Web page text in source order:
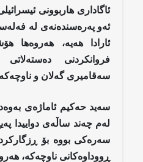
ئاگاداری هاربوونی
ئەو پەرەسندەنەی لە
ئارادا هەیە، هەروەها
فروانكردنی
سەقامیری گەلان و
سەید حەكیم ئاماژەی
لەم چەند ساڵەی دواییدا
سەرەکی بووە بۆ
ڕووداوەکانی ناوچەکە،